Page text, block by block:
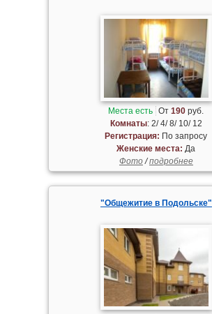
Места есть От190 руб.
Комнаты: 2/ 4/ 8/ 10/ 12
Регистрация: По запросу
Женские места: Да
Фото/подробнее
"Общежитие в Подольске"